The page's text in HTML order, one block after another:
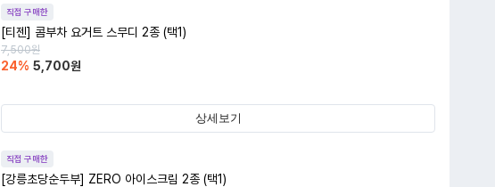
직접 구매한
[티젠] 콤부차 요거트 스무디 2종 (택1)
7,500원
24% 5,700원
상세보기
직접 구매한
[강릉초당순두부] ZERO 아이스크림 2종 (택1)